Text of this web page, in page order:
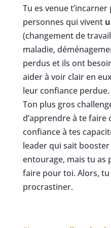
Tu es venue
personnes qui vivent
(changement de
maladie,
perdus et ils ont
aider à voir clair en
leur confiance perdue.
Ton plus gros
d’apprendre à te faire
confiance à tes
leader qui sait booster
entourage, mais tu as
faire pour toi. Alors,
procrastiner.